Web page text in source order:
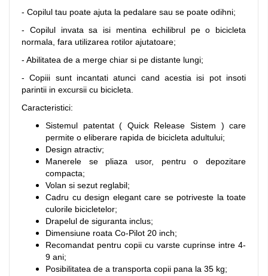
- Copilul tau poate ajuta la pedalare sau se poate odihni;
- Copilul invata sa isi mentina echilibrul pe o bicicleta
normala, fara utilizarea rotilor ajutatoare;
- Abilitatea de a merge chiar si pe distante lungi;
- Copiii sunt incantati atunci cand acestia isi pot insoti
parintii in excursii cu bicicleta.
Caracteristici:
Sistemul patentat ( Quick Release Sistem ) care
permite o eliberare rapida de bicicleta adultului;
Design atractiv;
Manerele se pliaza usor, pentru o depozitare
compacta;
Volan si sezut reglabil;
Cadru cu design elegant care se potriveste la toate
culorile bicicletelor;
Drapelul de siguranta inclus;
Dimensiune roata Co-Pilot 20 inch;
Recomandat pentru copii cu varste cuprinse intre 4-
9 ani;
Posibilitatea de a transporta copii pana la 35 kg;